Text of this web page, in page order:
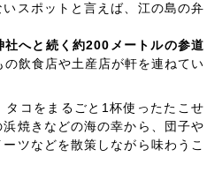
スポットと言えば、江の島の弁
へと続く約200メートルの参道
飲食店や土産店が軒を連ねてい
タコをまるごと1杯使ったたこせ
焼きなどの海の幸から、団子や
ツなどを散策しながら味わうこ